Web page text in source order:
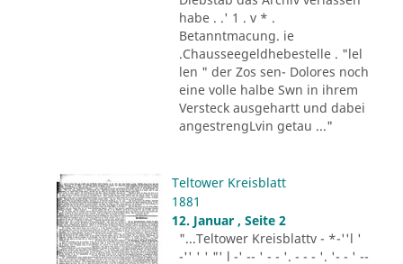
habe . .' 1 . v * .
Betanntmacung. ie
.Chausseegeldhebestelle . "lel
len " der Zos sen- Dolores noch
eine volle halbe Swn in ihrem
Versteck ausgehartt und dabei
angestrengLvin getau ..."
Teltower Kreisblatt
1881
12. Januar , Seite 2
"...Teltower Kreisblattv - *-''l '
-'' ' ' "' l -' -- ' - - '. - - - '. '- - ' --